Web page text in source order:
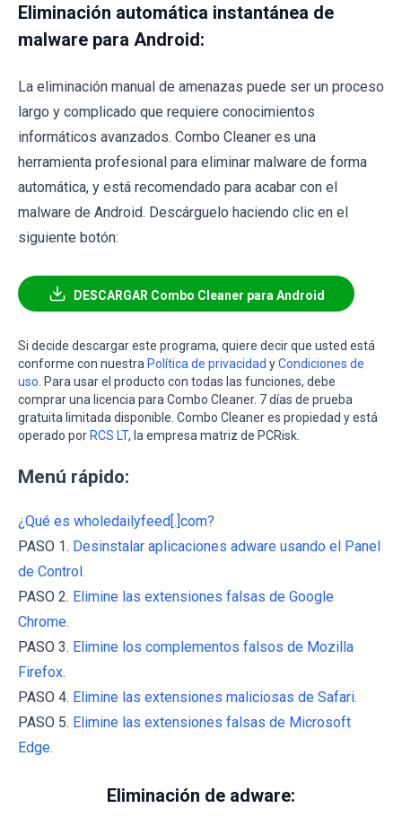
Eliminación automática instantánea de
malware para Android:
La eliminación manual de amenazas puede ser un proceso
largo y complicado que requiere conocimientos
informáticos avanzados. Combo Cleaner es una
herramienta profesional para eliminar malware de forma
automática, y está recomendado para acabar con el
malware de Android. Descárguelo haciendo clic en el
siguiente botón:
DESCARGAR Combo Cleaner para Android
Si decide descargar este programa, quiere decir que usted está
conforme con nuestra Política de privacidad yCondiciones de
uso. Para usar el producto con todas las funciones, debe
comprar una licencia para Combo Cleaner. 7 días de prueba
gratuita limitada disponible. Combo Cleaner es propiedad y está
operado por RCS LT, la empresa matriz de PCRisk.
Menú rápido:
¿Qué es wholedailyfeed[.]com?
PASO 1. Desinstalar aplicaciones adware usando el Panel
de Control.
PASO 2. Elimine las extensiones falsas de Google
Chrome.
PASO 3. Elimine los complementos falsos de Mozilla
Firefox.
PASO 4. Elimine las extensiones maliciosas de Safari.
PASO 5. Elimine las extensiones falsas de Microsoft
Edge.
Eliminación de adware: